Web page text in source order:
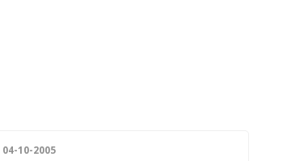
04-10-2005